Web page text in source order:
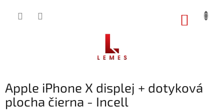
Apple iPhone X displej + dotyková
plocha čierna - Incell